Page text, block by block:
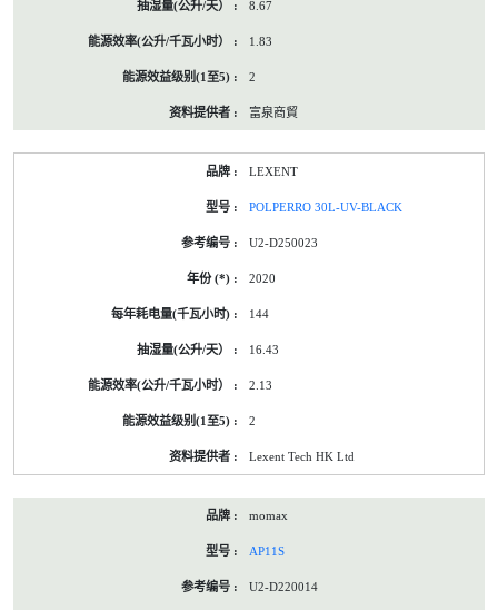
8.67
1.83
2
富泉商貿
LEXENT
POLPERRO 30L-UV-BLACK
U2-D250023
2020
144
16.43
2.13
2
Lexent Tech HK Ltd
momax
AP11S
U2-D220014